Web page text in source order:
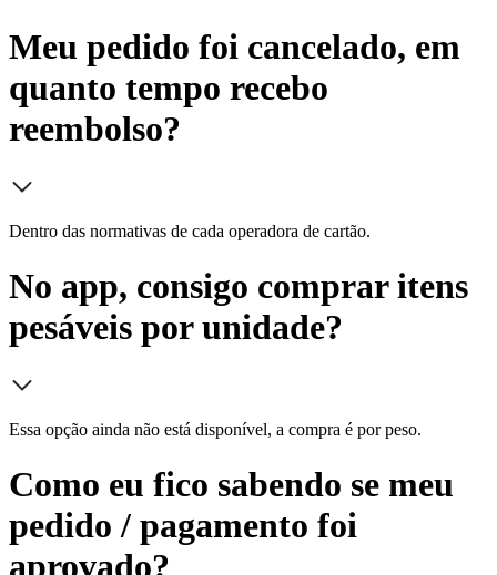
Meu pedido foi cancelado, em
quanto tempo recebo
reembolso?
Dentro das normativas de cada operadora de cartão.
No app, consigo comprar itens
pesáveis por unidade?
Essa opção ainda não está disponível, a compra é por peso.
Como eu fico sabendo se meu
pedido / pagamento foi
aprovado?